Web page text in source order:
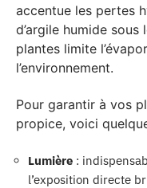
accentue les pertes
d’argile humide
plantes limite
l’environnement.
Pour garantir à vos
propice, voici
Lumière :
l’exposition directe